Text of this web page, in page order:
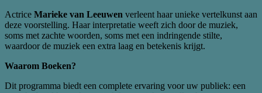
Actrice Marieke van Leeuwen verleent haar unieke vertelkunst aan
deze voorstelling. Haar interpretatie weeft zich door de muziek,
soms met zachte woorden, soms met een indringende stilte,
waardoor de muziek een extra laag en betekenis krijgt.
Waarom Boeken?
Dit programma biedt een complete ervaring voor uw publiek: een